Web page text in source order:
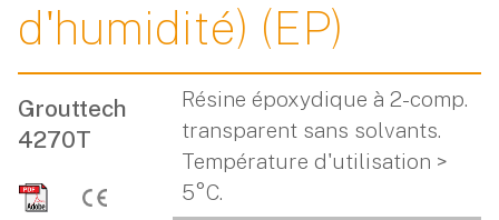
d'humidité) (EP)
Grouttech
4270T
Résine époxydique à 2-comp.
transparent sans solvants.
Température d'utilisation >
5°C.